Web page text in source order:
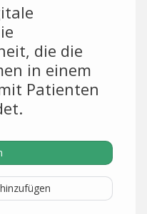
die die
in einem
Patienten